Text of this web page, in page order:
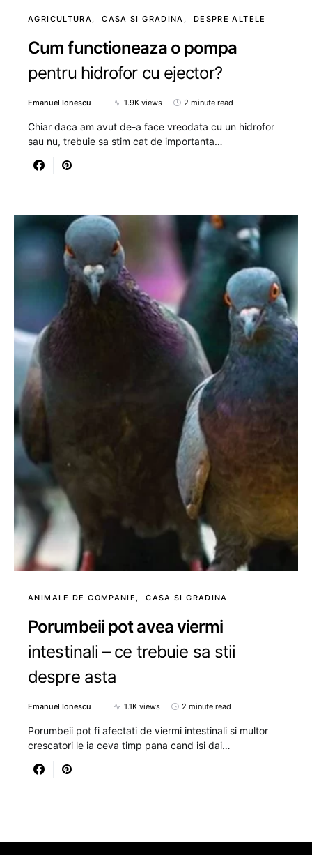
AGRICULTURA CASA SI GRADINA DESPRE ALTELE
Cum functioneaza o pompa
pentru hidrofor cu ejector?
Emanuel Ionescu 1.9K views 2 minute read
Chiar daca am avut de-a face vreodata cu un hidrofor
sau nu, trebuie sa stim cat de importanta…
ANIMALE DE COMPANIE CASA SI GRADINA
Porumbeii pot avea viermi
intestinali – ce trebuie sa stii
despre asta
Emanuel Ionescu 1.1K views 2 minute read
Porumbeii pot fi afectati de viermi intestinali si multor
crescatori le ia ceva timp pana cand isi dai…